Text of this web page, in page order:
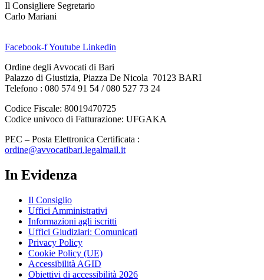
Il Consigliere Segretario
Carlo Mariani
Facebook-fYoutube Linkedin
Ordine degli Avvocati di Bari
Palazzo di Giustizia, Piazza De Nicola 70123 BARI
Telefono : 080 574 91 54 / 080 527 73 24
Codice Fiscale: 80019470725
Codice univoco di Fatturazione: UFGAKA
PEC – Posta Elettronica Certificata :
ordine@avvocatibari.legalmail.it
In Evidenza
Il Consiglio
Uffici Amministrativi
Informazioni agli iscritti
Uffici Giudiziari: Comunicati
Privacy Policy
Cookie Policy (UE)
Accessibilità AGID
Obiettivi di accessibilità 2026